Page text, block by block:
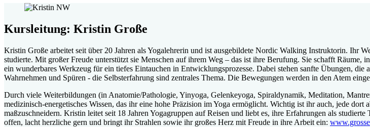
Kursleitung: Kristin Große
Kristin Große arbeitet seit über 20 Jahren als Yogalehrerin und ist ausgebildete Nordic Walking Instruktorin. Ihr
studierte. Mit großer Freude unterstützt sie Menschen auf ihrem Weg – das ist ihre Berufung. Sie schafft
ein wunderbares Werkzeug für ein tiefes Eintauchen in Entwicklungsprozesse. Dabei stehen sanfte Übungen,
Wahrnehmen und Spüren - die Selbsterfahrung sind zentrales Thema. Die Bewegungen werden in den Atem
Durch viele Weiterbildungen (in Anatomie/Pathologie, Yinyoga, Gelenkeyoga, Spiraldynamik, Meditation,
medizinisch-energetisches Wissen, das ihr eine hohe Präzision im Yoga ermöglicht. Wichtig ist ihr auch, jede
maßzuschneidern. Kristin leitet seit 18 Jahren Yogagruppen auf Reisen und liebt es, ihre Erfahrungen als
offen, lacht herzliche gern und bringt ihr Strahlen sowie ihr großes Herz mit Freude in ihre Arbeit ein: